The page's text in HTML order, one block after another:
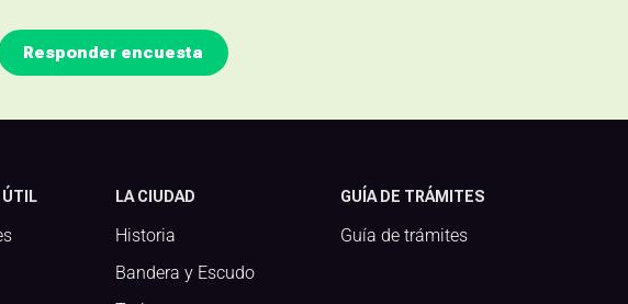
Responder encuesta
ÚTIL LA CIUDAD
Historia
Bandera y Escudo
GUÍA DE TRÁMITES
Guía de trámites